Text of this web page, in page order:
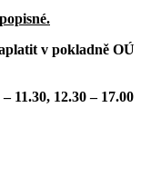
v pokladně OÚ
11.30, 12.30 – 17.00